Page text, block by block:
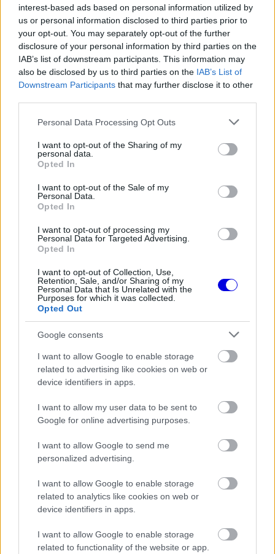
interest-based ads based on personal information utilized by
us or personal information disclosed to third parties prior to
your opt-out. You may separately opt-out of the further
disclosure of your personal information by third parties on the
IAB’s list of downstream participants. This information may
also be disclosed by us to third parties on the IAB’s List of
Downstream Participants that may further disclose it to other
Please note that this website/app uses one or more Google
not limited to your visit or usage behaviour. You may click to
grant or deny consent to Google and its third-party tags to
use your data for below specified purposes in below Google
consent section.
Personal Data Processing Opt Outs
I want to opt-out of the Sharing of my
personal data.
Opted In
I want to opt-out of the Sale of my
Personal Data.
Opted In
I want to opt-out of processing my
Personal Data for Targeted Advertising.
Opted In
I want to opt-out of Collection, Use,
Retention, Sale, and/or Sharing of my
Personal Data that Is Unrelated with the
Purposes for which it was collected.
Opted Out
Google consents
I want to allow Google to enable storage
related to advertising like cookies on web or
device identifiers in apps.
I want to allow my user data to be sent to
Google for online advertising purposes.
I want to allow Google to send me
personalized advertising.
I want to allow Google to enable storage
related to analytics like cookies on web or
device identifiers in apps.
I want to allow Google to enable storage
related to functionality of the website or app.
EZEKET IS AJÁNLJUK
FORMA-1
Fontos kulcsembert csábított át
riválisától a Red Bull
Mélypontról mentené meg F1-es
projektjét a Honda a sokkoló
kitálalt Hamilton F1-es
debütálásáról
Az előzési mód továbbra is használható, ilyenkor
200 km/óránál 350 kW áll rendelkezésre, ami 300
km/órára 150 kW-ra mérséklődik, majd 310 km/
óránál nullára esik. Vagyis előzés közben 300 km/
óránál még marad 150 kW, ám 310-nél az
elektromos rásegítés teljesen megszűnik.
Monacóban ráadásul nem lesz aktiválható straight
mode, tehát az aktív aerodinamikai elemeket nem
lehet használni. Az első és hátsó szárny fix
beállítással fut, így például a Ferrari és aRed Bull
nem veti be a billenő elemes megoldásait.
Az intézkedés biztonsági szempontból is indokolt,